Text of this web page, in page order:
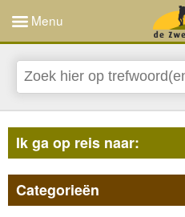
Menu
Ik ga op reis naar:
Categorieën